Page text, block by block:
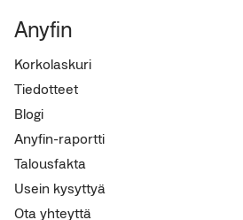
Anyfin
Korkolaskuri
Tiedotteet
Blogi
Anyfin-raportti
Talousfakta
Usein kysyttyä
Ota yhteyttä